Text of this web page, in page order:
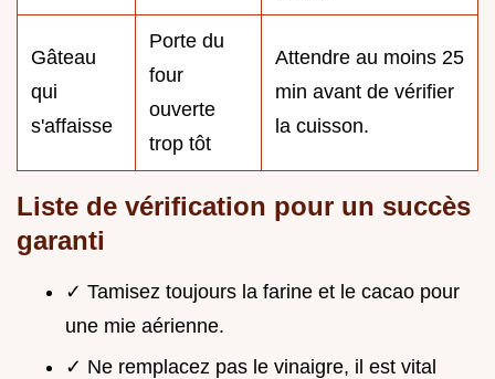
Gâteau
qui
s'affaisse
Porte du
four
ouverte
trop tôt
Attendre au moins 25
min avant de vérifier
la cuisson.
Liste de vérification pour un succès
garanti
✓ Tamisez toujours la farine et le cacao pour
une mie aérienne.
✓ Ne remplacez pas le vinaigre, il est vital